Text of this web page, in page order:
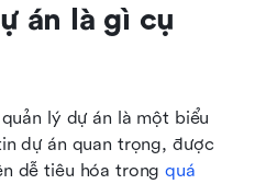
án là gì cụ
lý dự án là một biểu
dự án quan trọng, được
dễ tiêu hóa trong quá